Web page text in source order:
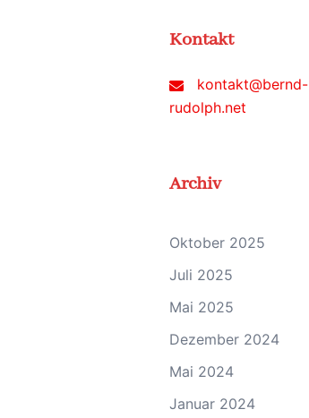
Kontakt
kontakt@bernd-
rudolph.net
Archiv
Oktober 2025
Juli 2025
Mai 2025
Dezember 2024
Mai 2024
Januar 2024